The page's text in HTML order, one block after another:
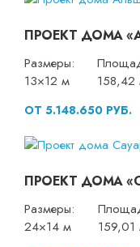
ПРОЕКТ ДОМА
Размеры:
13×12 м
158,42
ОТ 5.148.650 РУБ.
ПРОЕКТ ДОМА
Размеры:
24×14 м
159,01